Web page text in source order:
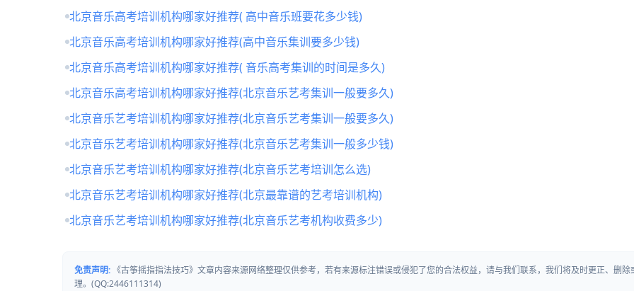
北京音乐高考培训机构哪家好推荐( 高中音乐班要花多少钱)
北京音乐高考培训机构哪家好推荐(高中音乐集训要多少钱)
北京音乐高考培训机构哪家好推荐( 音乐高考集训的时间是多久)
北京音乐高考培训机构哪家好推荐(北京音乐艺考集训一般要多久)
北京音乐艺考培训机构哪家好推荐(北京音乐艺考集训一般要多久)
北京音乐艺考培训机构哪家好推荐(北京音乐艺考集训一般多少钱)
北京音乐艺考培训机构哪家好推荐(北京音乐艺考培训怎么选)
北京音乐艺考培训机构哪家好推荐(北京最靠谱的艺考培训机构)
北京音乐艺考培训机构哪家好推荐(北京音乐艺考机构收费多少)
免责声明: 《古筝摇指指法技巧》文章内容来源网络整理仅供参考，若有来源标注错误或侵犯了您的合法权益，请与我们联系，我们将及时更正、删除
理。(QQ:2446111314)